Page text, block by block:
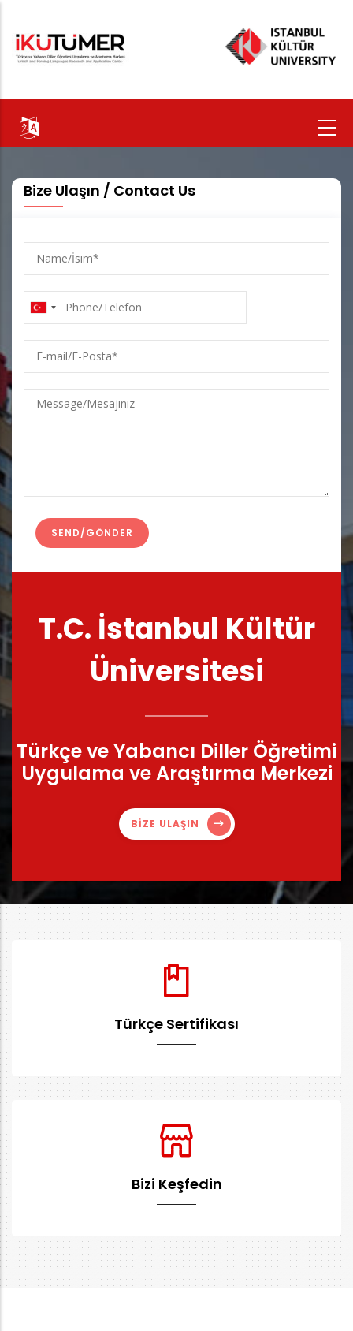
içeriğe
atla
Bize Ulaşın / Contact Us
Name/
İsim
Phone/Telefon
mail/E-
Posta
Message/Mesajınız
T.C. İstanbul Kültür
Üniversitesi
Türkçe ve Yabancı Diller Öğretimi
Uygulama ve Araştırma Merkezi
BİZE ULAŞIN
Türkçe Sertifikası
Bizi Keşfedin